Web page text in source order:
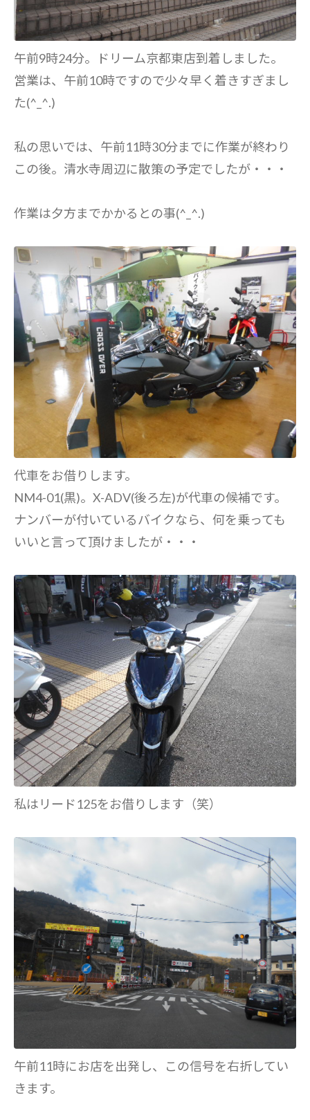
午前9時24分。ドリーム京都東店到着しました。
営業は、午前10時ですので少々早く着きすぎまし
た(^_^.)
私の思いでは、午前11時30分までに作業が終わり
この後。清水寺周辺に散策の予定でしたが・・・
作業は夕方までかかるとの事(^_^.)
代車をお借りします。
NM4-01(黒)。X-ADV(後ろ左)が代車の候補です。
ナンバーが付いているバイクなら、何を乗っても
いいと言って頂けましたが・・・
私はリード125をお借りします（笑）
午前11時にお店を出発し、この信号を右折してい
きます。